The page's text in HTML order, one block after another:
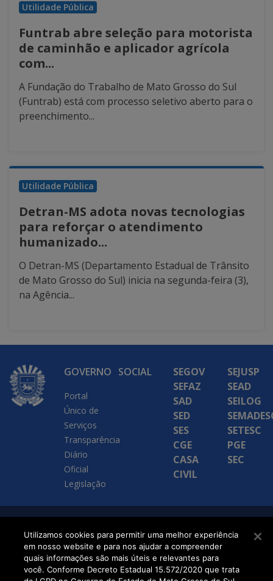
Utilidade Pública
Funtrab abre seleção para motorista
de caminhão e aplicador agrícola
com...
A Fundação do Trabalho de Mato Grosso do Sul
(Funtrab) está com processo seletivo aberto para o
preenchimento...
Utilidade Pública
Detran-MS adota novas tecnologias
para reforçar o atendimento
humanizado...
O Detran-MS (Departamento Estadual de Trânsito
de Mato Grosso do Sul) inicia na segunda-feira (3),
na Agência...
GOVERNO
Portal
Único de
Serviços
Transparência
Diário
Oficial
Legislação
SOCIAL
SEGOV
SEFAZ
SAD
SED
SES
CGE
CASA
CIVIL
SEJUSP
SEAD
SEILOG
SETESC
PGE
SEC
SETDIG | Secretaria-
Executiva de
Transformação Digital
Utilizamos cookies para permitir uma melhor experiência
em nosso website e para nos ajudar a compreender
quais informações são mais úteis e relevantes para
você. Conforme Decreto Estadual 15.572/2020 que trata